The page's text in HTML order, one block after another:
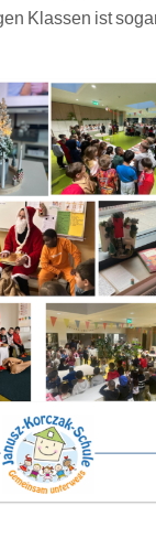
Klassen ist